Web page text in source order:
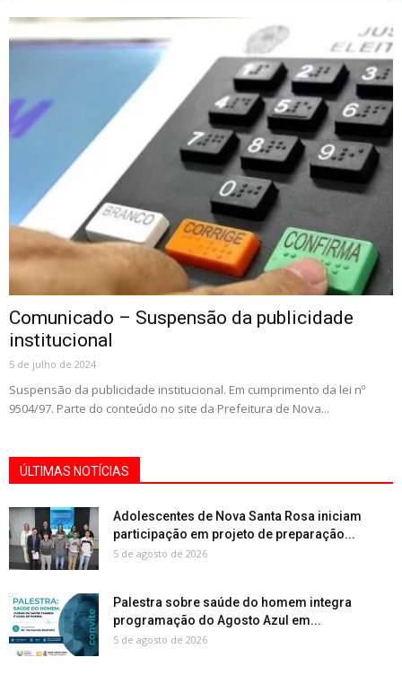
Comunicado – Suspensão da publicidade
institucional
5 de julho de 2024
Suspensão da publicidade institucional. Em cumprimento da lei nº
9504/97. Parte do conteúdo no site da Prefeitura de Nova...
ÚLTIMAS NOTÍCIAS
Adolescentes de Nova Santa Rosa iniciam
participação em projeto de preparação...
5 de agosto de 2026
Palestra sobre saúde do homem integra
programação do Agosto Azul em...
5 de agosto de 2026